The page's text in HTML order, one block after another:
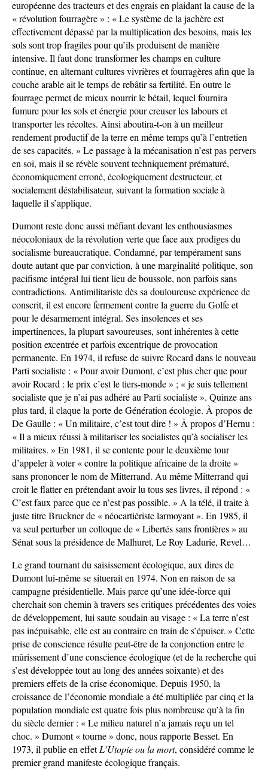
européenne des tracteurs et des engrais en plaidant la cause de la
« révolution fourragère » : « Le système de la jachère est
effectivement dépassé par la multiplication des besoins, mais les
sols sont trop fragiles pour qu’ils produisent de manière
intensive. Il faut donc transformer les champs en culture
continue, en alternant cultures vivrières et fourragères afin que la
couche arable ait le temps de rebâtir sa fertilité. En outre le
fourrage permet de mieux nourrir le bétail, lequel fournira
fumure pour les sols et énergie pour creuser les labours et
transporter les récoltes. Ainsi aboutira-t-on à un meilleur
rendement productif de la terre en même temps qu’à l’entretien
de ses capacités. » Le passage à la mécanisation n’est pas pervers
en soi, mais il se révèle souvent techniquement prématuré,
économiquement erroné, écologiquement destructeur, et
socialement déstabilisateur, suivant la formation sociale à
laquelle il s’applique.
Dumont reste donc aussi méfiant devant les enthousiasmes
néocoloniaux de la révolution verte que face aux prodiges du
socialisme bureaucratique. Condamné, par tempérament sans
doute autant que par conviction, à une marginalité politique, son
pacifisme intégral lui tient lieu de boussole, non parfois sans
contradictions. Antimilitariste dès sa douloureuse expérience de
conscrit, il est encore fermement contre la guerre du Golfe et
pour le désarmement intégral. Ses insolences et ses
impertinences, la plupart savoureuses, sont inhérentes à cette
position excentrée et parfois excentrique de provocation
permanente. En 1974, il refuse de suivre Rocard dans le nouveau
Parti socialiste : « Pour avoir Dumont, c’est plus cher que pour
avoir Rocard : le prix c’est le tiers-monde » ; « je suis tellement
socialiste que je n’ai pas adhéré au Parti socialiste ». Quinze ans
plus tard, il claque la porte de Génération écologie. À propos de
De Gaulle : « Un militaire, c’est tout dire ! » À propos d’Hernu :
« Il a mieux réussi à militariser les socialistes qu’à socialiser les
militaires. » En 1981, il se contente pour le deuxième tour
d’appeler à voter « contre la politique africaine de la droite »
sans prononcer le nom de Mitterrand. Au même Mitterrand qui
croit le flatter en prétendant avoir lu tous ses livres, il répond : «
C’est faux parce que ce n’est pas possible. » A la télé, il traite à
juste titre Bruckner de « néocartiériste larmoyant ». En 1985, il
va seul perturber un colloque de « Libertés sans frontières » au
Sénat sous la présidence de Malhuret, Le Roy Ladurie, Revel…
Le grand tournant du saisissement écologique, aux dires de
Dumont lui-même se situerait en 1974. Non en raison de sa
campagne présidentielle. Mais parce qu’une idée-force qui
cherchait son chemin à travers ses critiques précédentes des voies
de développement, lui saute soudain au visage : « La terre n’est
pas inépuisable, elle est au contraire en train de s’épuiser. » Cette
prise de conscience résulte peut-être de la conjonction entre le
mûrissement d’une conscience écologique (et de la recherche qui
s’est développée tout au long des années soixante) et des
premiers effets de la crise économique. Depuis 1950, la
croissance de l’économie mondiale a été multipliée par cinq et la
population mondiale est quatre fois plus nombreuse qu’à la fin
du siècle dernier : « Le milieu naturel n’a jamais reçu un tel
choc. » Dumont « tourne » donc, nous rapporte Besset. En
1973, il publie en effetL’Utopie ou la mort, considéré comme le
premier grand manifeste écologique français.